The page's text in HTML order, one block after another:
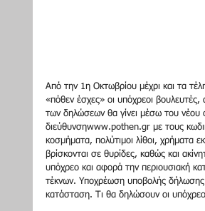
Από την 1η Οκτωβρίου μέχρι και τα
«πόθεν έσχες» οι υπόχρεοι βουλευτές,
των δηλώσεων θα γίνει μέσω του
διεύθυνσηwww.pothen.gr με τους
κοσμήματα, πολύτιμοι λίθοι, χρήματα
βρίσκονται σε θυρίδες, καθώς και
υπόχρεο και αφορά την περιουσιακή
τέκνων. Υποχρέωση υποβολής δήλωσης
κατάσταση. Τι θα δηλώσουν οι